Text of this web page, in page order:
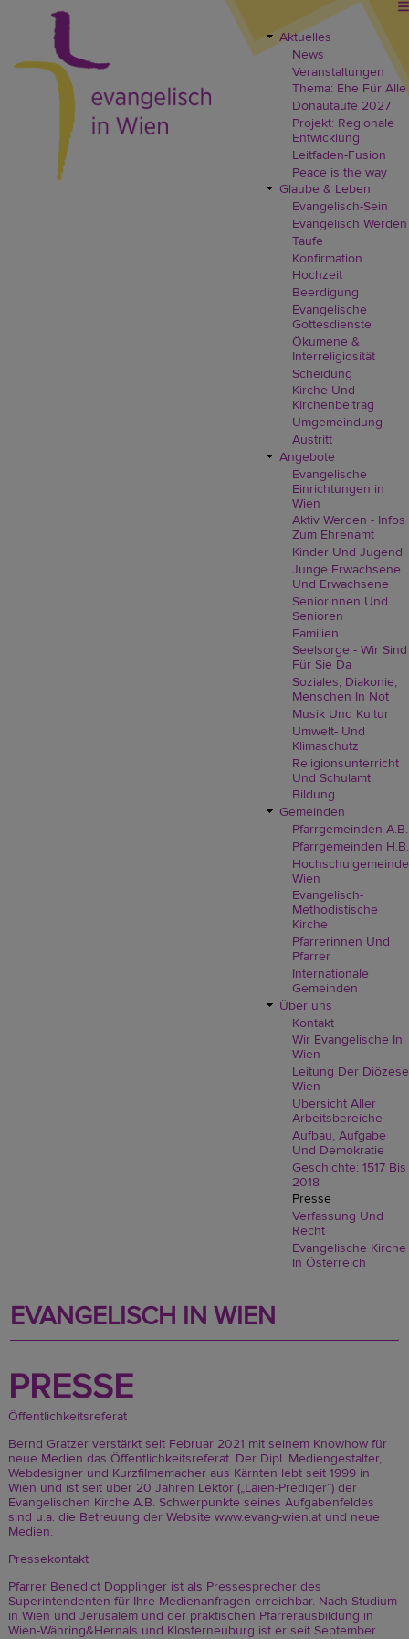
EVW
Header
Menü
Aktuelles
News
Veranstaltungen
Thema: Ehe Für Alle
Donautaufe 2027
Projekt: Regionale
Entwicklung
Leitfaden-Fusion
Peace is the way
Glaube & Leben
Evangelisch-Sein
Evangelisch Werden
Taufe
Konfirmation
Hochzeit
Beerdigung
Evangelische
Gottesdienste
Ökumene &
Interreligiosität
Scheidung
Kirche Und
Kirchenbeitrag
Umgemeindung
Austritt
Angebote
Evangelische
Einrichtungen in
Wien
Aktiv Werden - Infos
Zum Ehrenamt
Kinder Und Jugend
Junge Erwachsene
Und Erwachsene
Seniorinnen Und
Senioren
Familien
Seelsorge - Wir Sind
Für Sie Da
Soziales, Diakonie,
Menschen In Not
Musik Und Kultur
Umwelt- Und
Klimaschutz
Religionsunterricht
Und Schulamt
Bildung
Gemeinden
Pfarrgemeinden A.B.
Pfarrgemeinden H.B.
Hochschulgemeinde
Wien
Evangelisch-
Methodistische
Kirche
Pfarrerinnen Und
Pfarrer
Internationale
Gemeinden
Über uns
Kontakt
Wir Evangelische In
Wien
Leitung Der Diözese
Wien
Übersicht Aller
Arbeitsbereiche
Aufbau, Aufgabe
Und Demokratie
Geschichte: 1517 Bis
2018
Presse
Verfassung Und
Recht
Evangelische Kirche
In Österreich
EVANGELISCH IN WIEN
PRESSE
Öffentlichkeitsreferat
Bernd Gratzer verstärkt seit Februar 2021 mit seinem Knowhow für
neue Medien das Öffentlichkeitsreferat. Der Dipl. Mediengestalter,
Webdesigner und Kurzfilmemacher aus Kärnten lebt seit 1999 in
Wien und ist seit über 20 Jahren Lektor („Laien-Prediger“) der
Evangelischen Kirche A.B. Schwerpunkte seines Aufgabenfeldes
sind u.a. die Betreuung der Website www.evang-wien.atund neue
Medien.
Pressekontakt
Pfarrer Benedict Dopplinger ist als Pressesprecher des
Superintendenten für Ihre Medienanfragen erreichbar. Nach Studium
in Wien und Jerusalem und der praktischen Pfarrerausbildung in
Wien-Währing&Hernals und Klosterneuburg ist er seit September